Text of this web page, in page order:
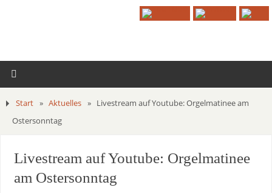
Start » Aktuelles » Livestream auf Youtube: Orgelmatinee am
Ostersonntag
Livestream auf Youtube: Orgelmatinee
am Ostersonntag